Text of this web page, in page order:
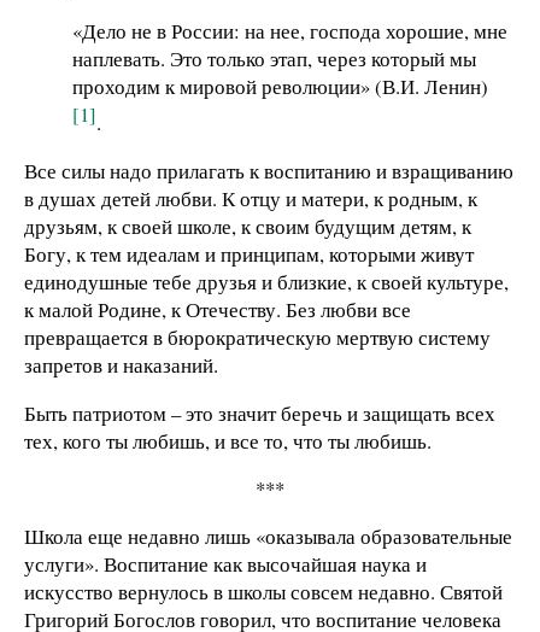
«Дело не в России: на нее, господа хорошие, мне
наплевать. Это только этап, через который мы
проходим к мировой революции» (В.И. Ленин)
[1].
Все силы надо прилагать к воспитанию и взращиванию
в душах детей любви. К отцу и матери, к родным, к
друзьям, к своей школе, к своим будущим детям, к
Богу, к тем идеалам и принципам, которыми живут
единодушные тебе друзья и близкие, к своей культуре,
к малой Родине, к Отечеству. Без любви все
превращается в бюрократическую мертвую систему
запретов и наказаний.
Быть патриотом – это значит беречь и защищать всех
тех, кого ты любишь, и все то, что ты любишь.
***
Школа еще недавно лишь «оказывала образовательные
услуги». Воспитание как высочайшая наука и
искусство вернулось в школы совсем недавно. Святой
Григорий Богослов говорил, что воспитание человека